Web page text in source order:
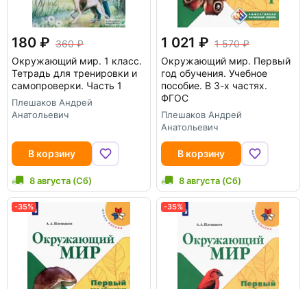
180
360
Окружающий мир. 1 класс.
Тетрадь для тренировки и
самопроверки. Часть 1
Плешаков Андрей
Анатольевич
В корзину
8 августа (Сб)
1 021
1 570
Окружающий мир. Первый
год обучения. Учебное
пособие. В 3-х частях.
ФГОС
Плешаков Андрей
Анатольевич
В корзину
8 августа (Сб)
-35% -35%